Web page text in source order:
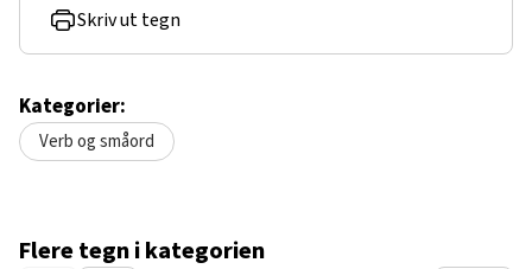
Skriv ut tegn
Kategorier:
Verb og småord
Flere tegn i kategorien